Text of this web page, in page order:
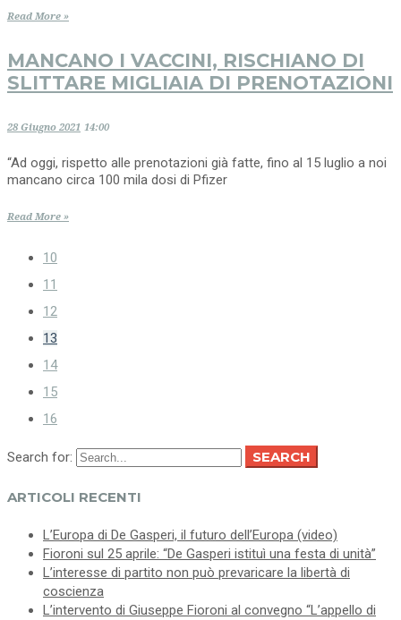
Read More »
MANCANO I VACCINI, RISCHIANO DI
SLITTARE MIGLIAIA DI PRENOTAZIONI
28 Giugno 2021 14:00
“Ad oggi, rispetto alle prenotazioni già fatte, fino al 15 luglio a noi
mancano circa 100 mila dosi di Pfizer
Read More »
10
11
12
13
14
15
16
Search for: SEARCH
ARTICOLI RECENTI
L’Europa di De Gasperi, il futuro dell’Europa (video)
Fioroni sul 25 aprile: “De Gasperi istituì una festa di unità”
L’interesse di partito non può prevaricare la libertà di
coscienza
L’intervento di Giuseppe Fioroni al convegno “L’appello di